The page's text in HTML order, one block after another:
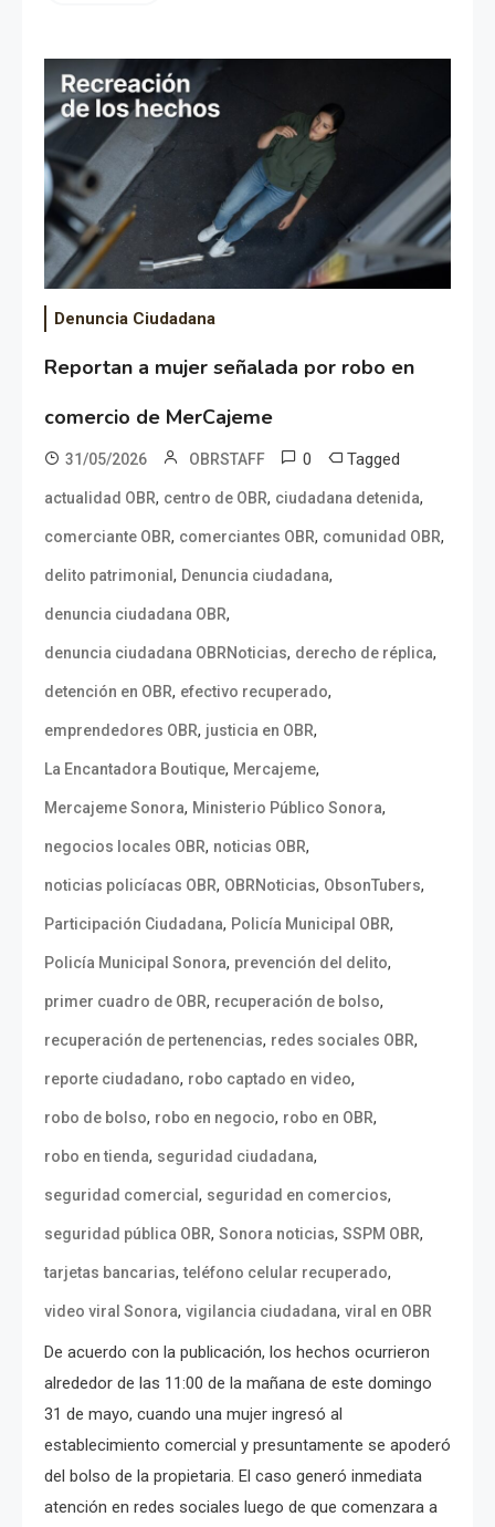
Denuncia Ciudadana
Reportan a mujer señalada por robo en
comercio de MerCajeme
31/05/2026 OBRSTAFF 0 Tagged
actualidad OBR, centro de OBR, ciudadana detenida,
comerciante OBR, comerciantes OBR, comunidad OBR,
delito patrimonial , Denuncia ciudadana,
denuncia ciudadana OBR,
denuncia ciudadana OBRNoticias, derecho de réplica,
detención en OBR, efectivo recuperado,
emprendedores OBR, justicia en OBR,
La Encantadora Boutique, Mercajeme,
Mercajeme Sonora, Ministerio Público Sonora,
negocios locales OBR, noticias OBR,
noticias policíacas OBR, OBRNoticias, ObsonTubers,
Participación Ciudadana, Policía Municipal OBR,
Policía Municipal Sonora, prevención del delito,
primer cuadro de OBR, recuperación de bolso,
recuperación de pertenencias, redes sociales OBR,
reporte ciudadano, robo captado en video,
robo de bolso, robo en negocio, robo en OBR,
robo en tienda, seguridad ciudadana,
seguridad comercial , seguridad en comercios,
seguridad pública OBR, Sonora noticias, SSPM OBR,
tarjetas bancarias,teléfono celular recuperado,
video viral Sonora, vigilancia ciudadana, viral en OBR
De acuerdo con la publicación, los hechos ocurrieron
alrededor de las 11:00 de la mañana de este domingo
31 de mayo, cuando una mujer ingresó al
establecimiento comercial y presuntamente se apoderó
del bolso de la propietaria. El caso generó inmediata
atención en redes sociales luego de que comenzara a